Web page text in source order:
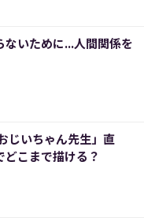
ないために...人間関係を
じいちゃん先生」直
こまで描ける？